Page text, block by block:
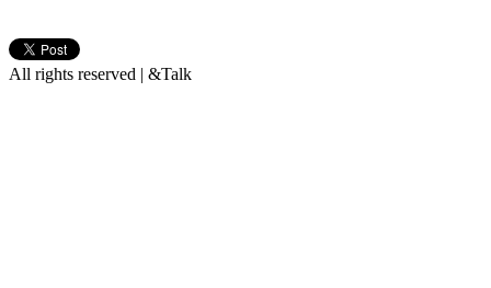
All rights reserved | &Talk